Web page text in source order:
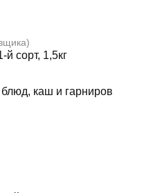
сорт, 1,5кг
каш и гарниров